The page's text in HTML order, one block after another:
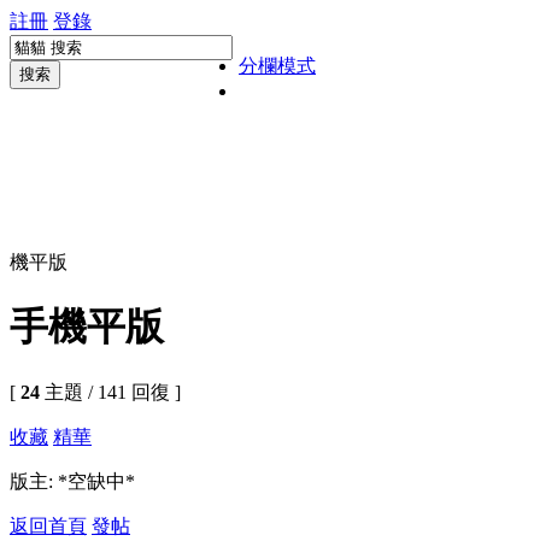
註冊 登錄
搜索 分欄模式
機平版
手機平版
[ 24 主題 / 141 回復 ]
收藏 精華
版主: *空缺中*
返回首頁 發帖